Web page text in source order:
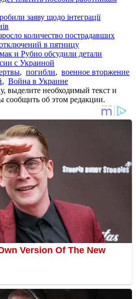
заяву щодо інтеграції
количество пострадавших
в пятницу
и Рубио обсудили детали
с Украиной
, погибли, военное вторжение
, Война в Украине
выделите необходимый текст и
сообщить об этом редакции.